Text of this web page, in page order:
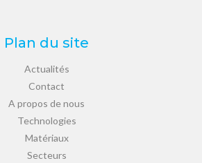
Plan du site
Actualités
Contact
A propos de nous
Technologies
Matériaux
Secteurs